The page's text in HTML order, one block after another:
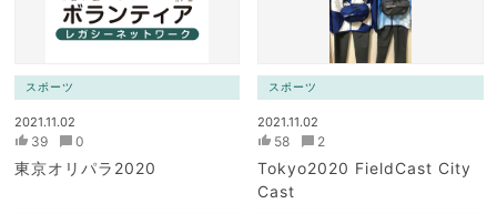
スポーツ
2021.11.02
39 0
東京オリパラ2020
スポーツ
2021.11.02
58 2
Tokyo2020 FieldCast City
Cast